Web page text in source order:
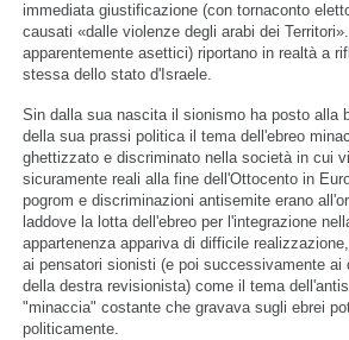
immediata giustificazione (con tornaconto
causati «dalle violenze degli arabi dei
apparentemente asettici) riportano in realtà a
stessa dello stato d'Israele.
Sin dalla sua nascita il sionismo ha posto alla
della sua prassi politica il tema dell'ebreo
ghettizzato e discriminato nella società in cui
sicuramente reali alla fine dell'Ottocento in
pogrom e discriminazioni antisemite erano
laddove la lotta dell'ebreo per l'integrazione
appartenenza appariva di difficile
ai pensatori sionisti (e poi successivamente ai
della destra revisionista) come il tema
"minaccia" costante che gravava sugli ebrei
politicamente.